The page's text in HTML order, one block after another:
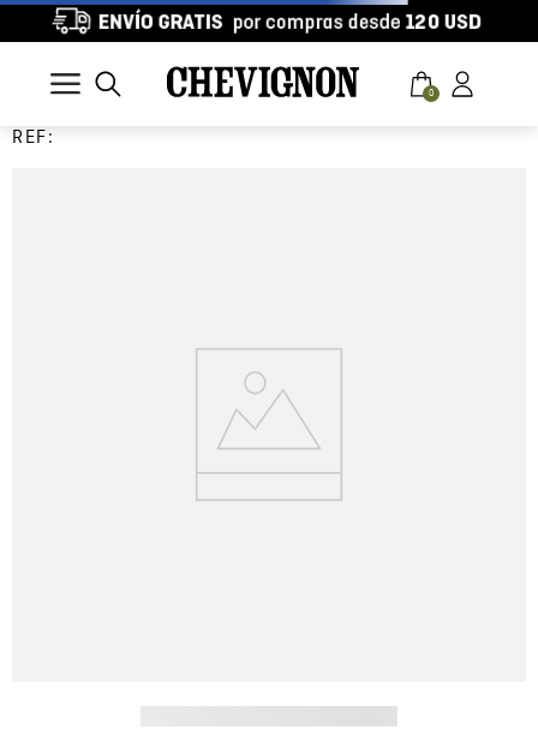
0
REF: